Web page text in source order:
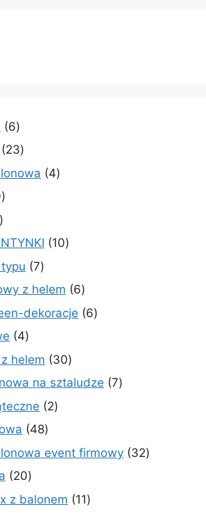
66
produktów
2323
produkty
44
30
produktów
3
1010
77
produktów
z helem 66
produktów
dekoracje 66
44
produkty
helem 3030
produktów
na sztaludze 77
22
4848
produktów
event firmowy 3232
2020
produktów
z balonem 1111